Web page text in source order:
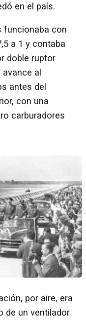
en el país.
funcionaba con
a 1 y contaba
doble ruptor
al
antes del
con una
carburadores
por aire, era
de un ventilador